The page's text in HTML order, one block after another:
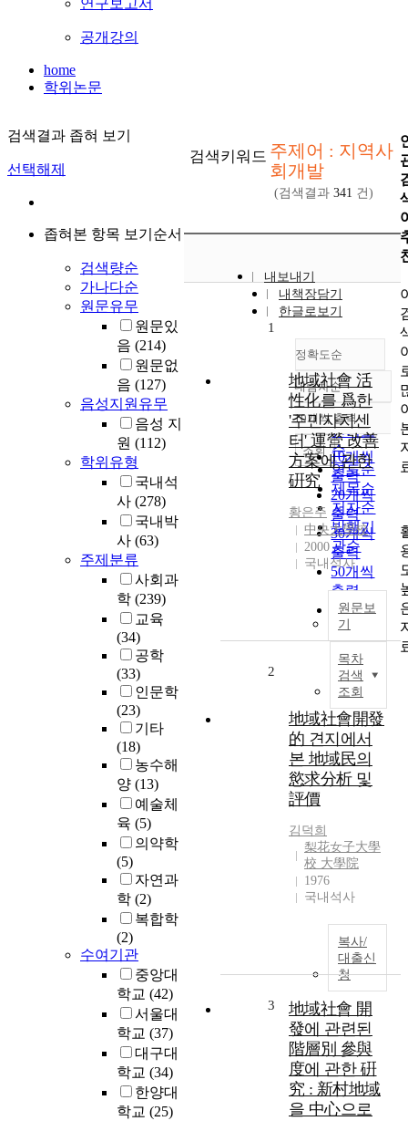
연구보고서
공개강의
home
학위논문
검색결과 좁혀 보기
선택해제
좁혀본 항목 보기순서
검색량순
가나다순
원문유무
원문있
음 (214)
원문없
음 (127)
음성지원유무
음성 지
원 (112)
학위유형
국내석
사 (278)
국내박
사 (63)
주제분류
사회과
학 (239)
교육
(34)
공학
(33)
인문학
(23)
기타
(18)
농수해
양 (13)
예술체
육 (5)
의약학
(5)
자연과
학 (2)
복합학
(2)
수여기관
중앙대
학교 (42)
서울대
학교 (37)
대구대
학교 (34)
한양대
학교 (25)
검색키워드 주제어 : 지역사
회개발
(검색결과 341 건)
내보내기
내책장담기
한글로보기
정확도순
정확도
순
인기도
순
연도순
제목순
저자순
발행기
관순
내림차순
내림차순
10개씩 출력
10개씩
출력
20개씩
출력
30개씩
출력
50개씩
출력
100개씩
출력
조회
1
地域社會 活
性化를 爲한
'주민자치센
터' 運營 改善
方案에 관한
硏究
황은주
中央大學校
2000
국내석사
원문보
기
목차
검색
조회
2
地域社會開發
的 견지에서
본 地域民의
慾求分析 및
評價
김덕희
梨花女子大學
校 大學院
1976
국내석사
복사/
대출신
청
3
地域社會 開
發에 관련된
階層別 參與
度에 관한 硏
究 : 新村地域
을 中心으로